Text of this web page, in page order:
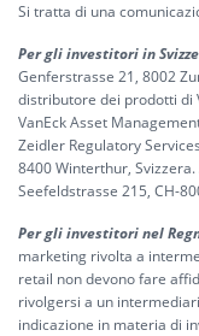
Si tratta di una
Per gli investitori in
Genferstrasse 21, 8002
distributore dei prodotti di
VanEck Asset
Zeidler Regulatory
8400 Winterthur,
Seefeldstrasse 215, CH-
Per gli investitori nel
marketing rivolta a
retail non devono fare
rivolgersi a un
indicazione in materia di